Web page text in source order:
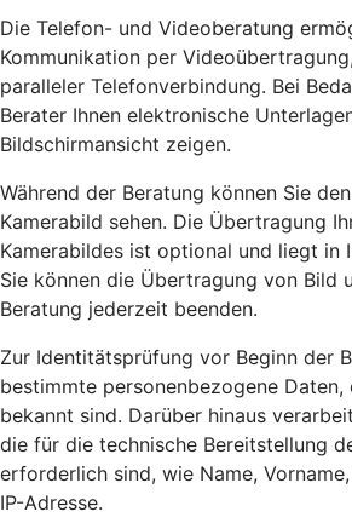
Die Telefon- und Videoberatung
Kommunikation per
paralleler Telefonverbindung. Bei
Berater Ihnen elektronische
Bildschirmansicht zeigen.
Während der Beratung können Sie
Kamerabild sehen. Die Übertragung
Kamerabildes ist optional und liegt in
Sie können die Übertragung von Bild
Beratung jederzeit beenden.
Zur Identitätsprüfung vor Beginn der
bestimmte personenbezogene Daten,
bekannt sind. Darüber hinaus
die für die technische Bereitstellung
erforderlich sind, wie Name,
IP-Adresse.